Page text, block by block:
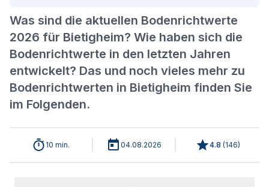
Was sind die aktuellen Bodenrichtwerte
2026 für Bietigheim? Wie haben sich die
Bodenrichtwerte in den letzten Jahren
entwickelt? Das und noch vieles mehr zu
Bodenrichtwerten in Bietigheim finden Sie
im Folgenden.
10 min. 04.08.2026 4.8 (146)